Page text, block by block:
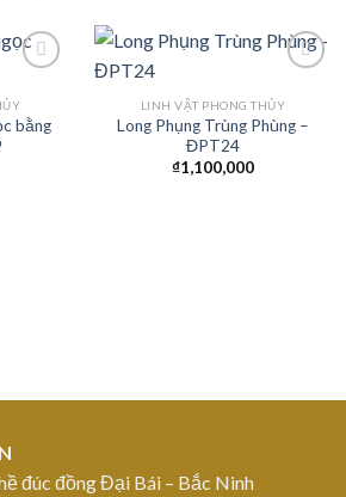
Add to
bằng
Add to
LINH VẬT PHONG THỦY
Long Phụng Trùng Phùng –
ĐPT24
₫1,100,000
đúc đồng Đại Bái – Bắc Ninh